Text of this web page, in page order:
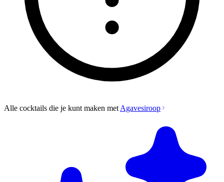
Alle cocktails die je kunt maken met Agavesiroop